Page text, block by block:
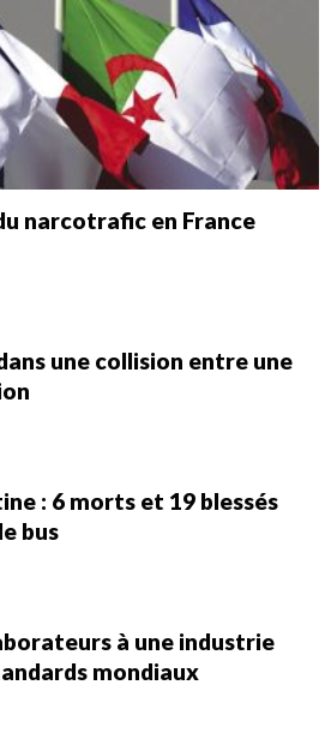
narcotrafic en France
une collision entre une
: 6 morts et 19 blessés
bus
à une industrie
mondiaux